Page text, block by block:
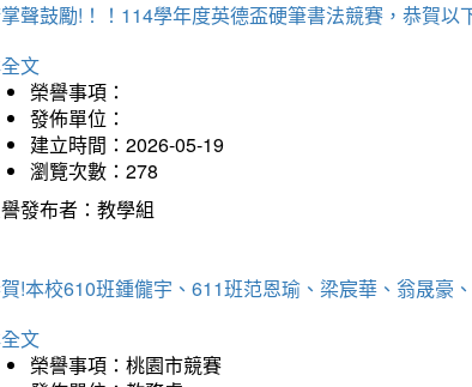
聲鼓勵!！！114學年度英德盃硬筆書法競賽，恭賀以
文
榮譽事項：
發佈單位：
建立時間：2026-05-19
瀏覽次數：278
發布者：教學組
!本校610班鍾儱宇、611班范恩瑜、梁宸華、翁晟豪
文
榮譽事項：桃園市競賽